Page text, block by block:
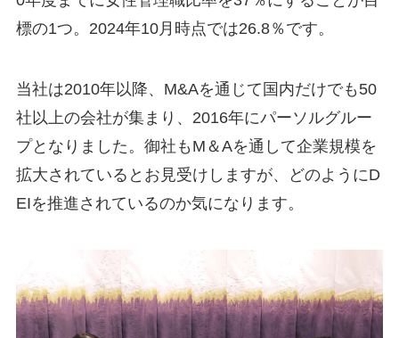
標の1つ。2024年10月時点では26.8％です。
当社は2010年以降、M&Aを通じて国内だけでも50
社以上の会社が集まり、2016年にパーソルグルー
プとなりました。御社もM＆Aを通して企業規模を
拡大されているとお見受けしますが、どのようにD
EIを推進されているのか気になります。